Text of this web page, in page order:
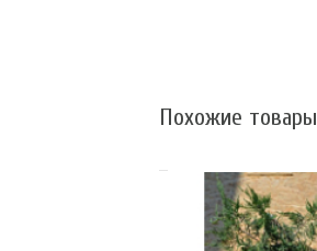
Похожие товары